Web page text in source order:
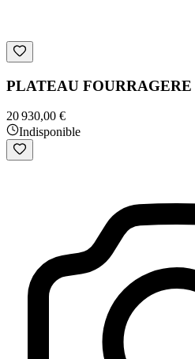
PLATEAU
20 930,00 €
Indisponible